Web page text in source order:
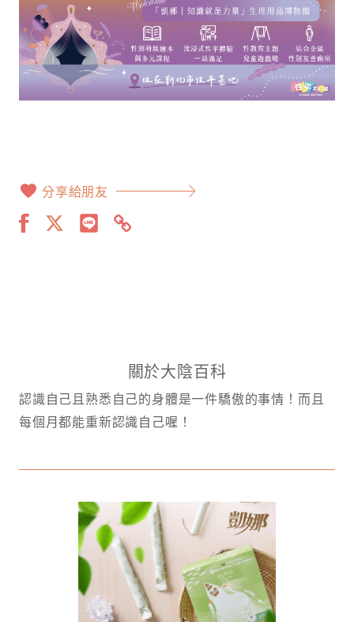
分享給朋友
關於大陰百科
認識自己且熟悉自己的身體是一件驕傲的事情！而且
每個月都能重新認識自己喔！